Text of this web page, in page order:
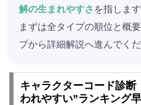
解の生まれやすさ を指します
まずは全タイプの順位と概
プから詳細解説へ進んでくだ
キャラクターコード診断
われやすい”ランキング